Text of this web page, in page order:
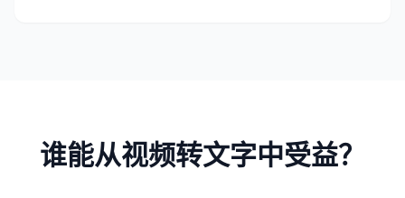
谁能从视频转文字中受益？